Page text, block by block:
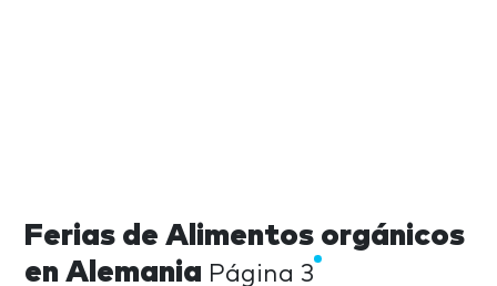
Ferias de Alimentos orgánicos
en Alemania Página 3